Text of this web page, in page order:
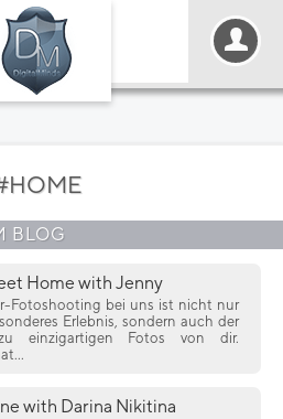
BLOG
Home with Jenny
Fotoshooting bei uns ist nicht nur
Erlebnis, sondern auch der
einzigartigen Fotos von dir.
with Darina Nikitina